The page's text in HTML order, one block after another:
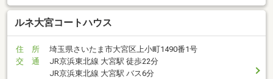
ルネ大宮コートハウス
住 所
埼玉県さいたま市大宮区上小町1490番1号
交 通
JR京浜東北線 大宮駅 徒歩22分
JR京浜東北線 大宮駅 バス6分